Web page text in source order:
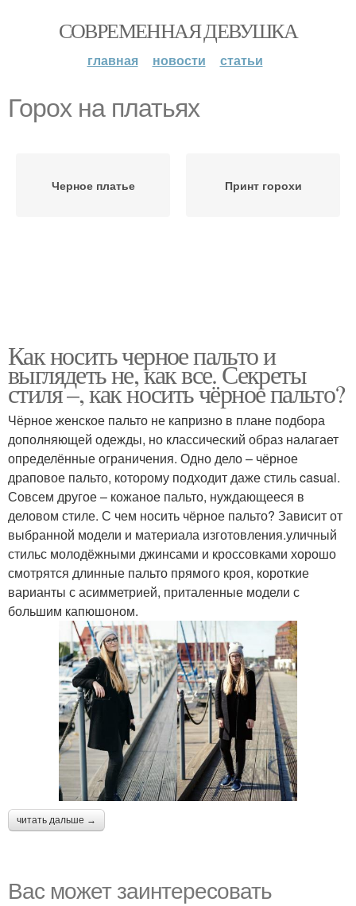
СОВРЕМЕННАЯ ДЕВУШКА
главная новости статьи
Горох на платьях
Черное платье Принт горохи
Как носить черное пальто и
выглядеть не, как все. Секреты
стиля –, как носить чёрное пальто?
Чёрное женское пальто не капризно в плане подбора
дополняющей одежды, но классический образ налагает
определённые ограничения. Одно дело – чёрное
драповое пальто, которому подходит даже стиль casual.
Совсем другое – кожаное пальто, нуждающееся в
деловом стиле. С чем носить чёрное пальто? Зависит от
выбранной модели и материала изготовления.уличный
стильс молодёжными джинсами и кроссовками хорошо
смотрятся длинные пальто прямого кроя, короткие
варианты с асимметрией, приталенные модели с
большим капюшоном.
читать дальше →
Вас может заинтересовать